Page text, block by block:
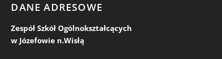
DANE ADRESOWE
Zespół Szkół Ogólnokształcących
w Józefowie n.Wisłą